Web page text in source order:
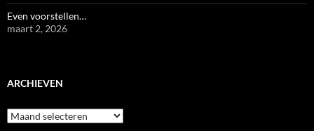
Even voorstellen…
maart 2, 2026
ARCHIEVEN
Archieven